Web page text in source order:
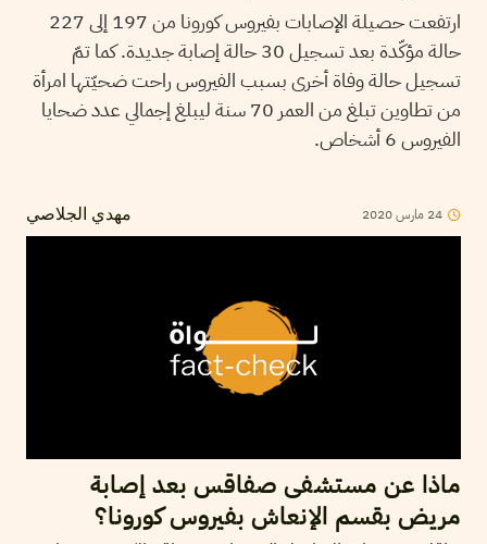
ارتفعت حصيلة الإصابات بفيروس كورونا من 197 إلى 227
حالة مؤكّدة بعد تسجيل 30 حالة إصابة جديدة. كما تمّ
تسجيل حالة وفاة أخرى بسبب الفيروس راحت ضحيّتها امرأة
من تطاوين تبلغ من العمر 70 سنة ليبلغ إجمالي عدد ضحايا
الفيروس 6 أشخاص.
مهدي الجلاصي 24 مارس2020
ماذا عن مستشفى صفاقس بعد إصابة
مريض بقسم الإنعاش بفيروس كورونا؟